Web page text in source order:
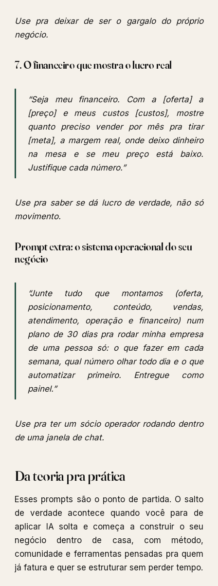
Use pra deixar de ser o gargalo do próprio
negócio.
7. O financeiro que mostra o lucro real
“Seja meu financeiro. Com a [oferta] a
[preço] e meus custos [custos], mostre
quanto preciso vender por mês pra tirar
[meta], a margem real, onde deixo dinheiro
na mesa e se meu preço está baixo.
Justifique cada número.”
Use pra saber se dá lucro de verdade, não só
movimento.
Prompt extra: o sistema operacional do seu
negócio
“Junte tudo que montamos (oferta,
posicionamento, conteúdo, vendas,
atendimento, operação e financeiro) num
plano de 30 dias pra rodar minha empresa
de uma pessoa só: o que fazer em cada
semana, qual número olhar todo dia e o que
automatizar primeiro. Entregue como
painel.”
Use pra ter um sócio operador rodando dentro
de uma janela de chat.
Da teoria pra prática
Esses prompts são o ponto de partida. O salto
de verdade acontece quando você para de
aplicar IA solta e começa a construir o seu
negócio dentro de casa, com método,
comunidade e ferramentas pensadas pra quem
já fatura e quer se estruturar sem perder tempo.